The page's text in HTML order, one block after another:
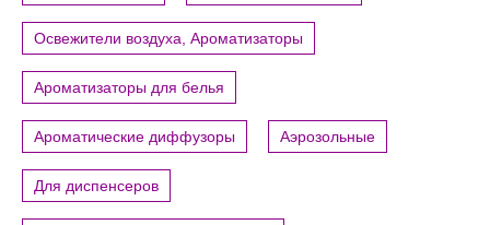
Освежители воздуха, Ароматизаторы
Ароматизаторы для белья
Ароматические диффузоры Аэрозольные
Для диспенсеров